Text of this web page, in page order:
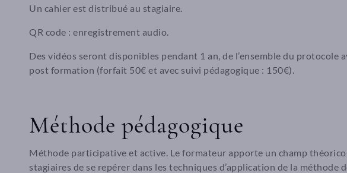
Un cahier est distribué au stagiaire.
QR code : enregistrement audio.
Des vidéos seront disponibles pendant 1 an, de l’ensemble du protocole
post formation (forfait 50€ et avec suivi pédagogique : 150€).
Méthode pédagogique
Méthode participative et active. Le formateur apporte un champ
stagiaires de se repérer dans les techniques d’application de la méthode